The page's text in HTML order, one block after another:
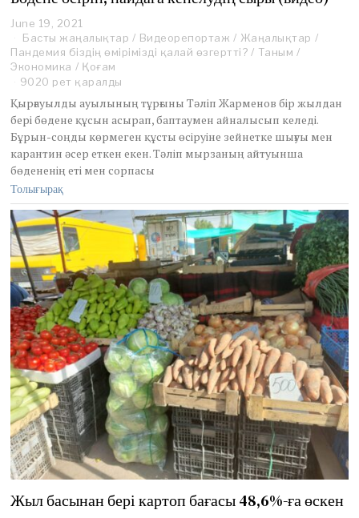
June 19, 2021
u
n
e
1
,
2
0
2
1
Басты жаңалықтар / Видеорепортаж / Жаңалықтар /
Пандемия біздің өмірімізді қалай өзгертті? / Таным /
Экономика / Қоғам
9020 рет қаралды
Қырғауылды ауылының тұрғыны Тәліп Жарменов бір жылдан
бері бөдене құсын асырап, баптаумен айналысып келеді.
Бұрын-соңды көрмеген құсты өсіруіне зейнетке шығуы мен
карантин әсер еткен екен. Тәліп мырзаның айтуынша
бөдененің еті мен сорпасы
Толығырақ
Жыл басынан бері картоп бағасы 48,6%-ға өскен